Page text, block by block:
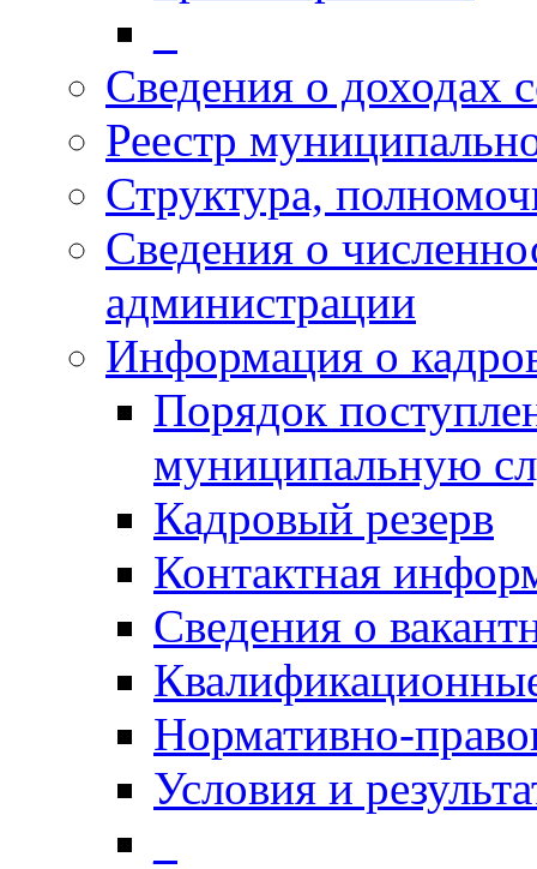
Сведения о доходах
Реестр
Структура,
Сведения о
администрации
Информация о
Порядок
муниципальную
Кадровый резерв
Контактная
Сведения о
Нормативно-
Условия и